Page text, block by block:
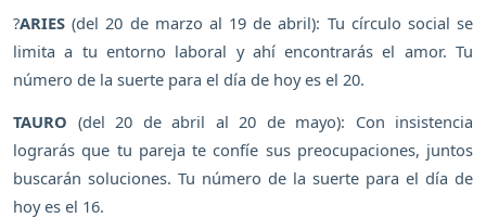
?ARIES (del 20 de marzo al 19 de abril): Tu círculo social se
limita a tu entorno laboral y ahí encontrarás el amor. Tu
número de la suerte para el día de hoy es el 20.
TAURO (del 20 de abril al 20 de mayo): Con insistencia
lograrás que tu pareja te confíe sus preocupaciones, juntos
buscarán soluciones. Tu número de la suerte para el día de
hoy es el 16.